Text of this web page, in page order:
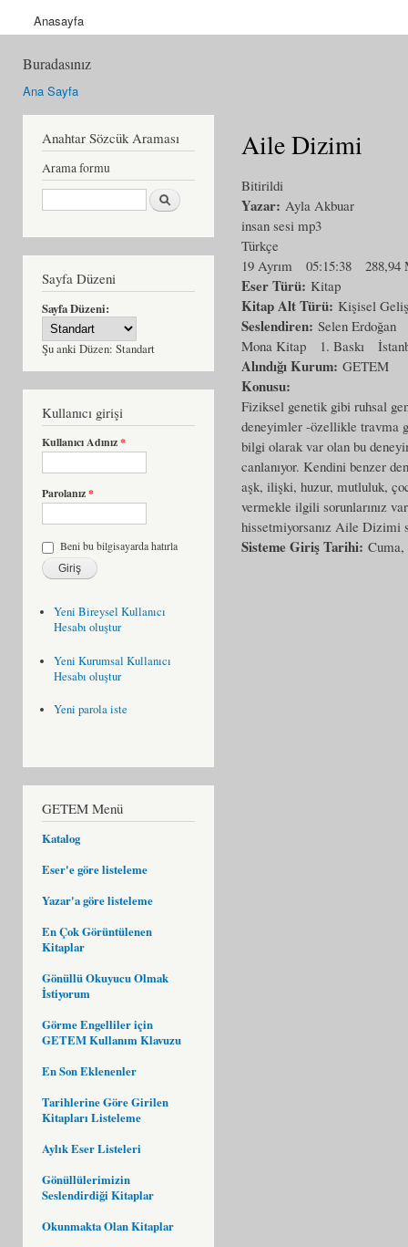
Anasayfa
Buradasınız
Ana Sayfa
Anahtar Sözcük Araması
Arama formu
Ara
Sayfa Düzeni
Sayfa Düzeni:
Şu anki Düzen: Standart
Kullanıcı girişi
Kullanıcı Adınız*
Parolanız*
Beni bu bilgisayarda hatırla
Yeni Bireysel Kullanıcı
Hesabı oluştur
Yeni Kurumsal Kullanıcı
Hesabı oluştur
Yeni parola iste
GETEM Menü
Katalog
Eser'e göre listeleme
Yazar'a göre listeleme
En Çok Görüntülenen
Kitaplar
Gönüllü Okuyucu Olmak
İstiyorum
Görme Engelliler için
GETEM Kullanım Klavuzu
En Son Eklenenler
Tarihlerine Göre Girilen
Kitapları Listeleme
Aylık Eser Listeleri
Gönüllülerimizin
Seslendirdiği Kitaplar
Okunmakta Olan Kitaplar
Aile Dizimi
Bitirildi
Yazar: Ayla Akbuar
insan sesi mp3
Türkçe
19 Ayrım
05:15:38 288,94
Eser Türü: Kitap
Kitap Alt Türü: Kişisel
Seslendiren: Selen Erdoğan
Mona Kitap
1. Baskı
Alındığı Kurum: GETEM
Konusu:
Fiziksel genetik gibi ruhsal
deneyimler -özellikle travma
bilgi olarak var olan bu
canlanıyor. Kendini benzer
aşk, ilişki, huzur, mutluluk,
vermekle ilgili sorunlarınız
hissetmiyorsanız Aile Dizimi
Sisteme Giriş Tarihi: Cuma,